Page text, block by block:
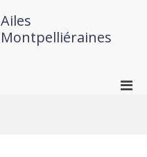
Ailes
Montpelliéraines